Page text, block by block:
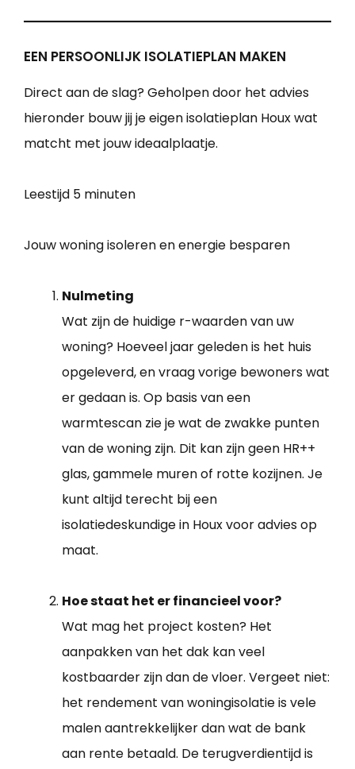
EEN PERSOONLIJK ISOLATIEPLAN MAKEN
Direct aan de slag? Geholpen door het advies
hieronder bouw jij je eigen isolatieplan Houx wat
matcht met jouw ideaalplaatje.
Leestijd 5 minuten
Jouw woning isoleren en energie besparen
Nulmeting
Wat zijn de huidige r-waarden van uw
woning? Hoeveel jaar geleden is het huis
opgeleverd, en vraag vorige bewoners wat
er gedaan is. Op basis van een
warmtescan zie je wat de zwakke punten
van de woning zijn. Dit kan zijn geen HR++
glas, gammele muren of rotte kozijnen. Je
kunt altijd terecht bij een
isolatiedeskundige in Houx voor advies op
maat.
Hoe staat het er financieel voor?
Wat mag het project kosten? Het
aanpakken van het dak kan veel
kostbaarder zijn dan de vloer. Vergeet niet:
het rendement van woningisolatie is vele
malen aantrekkelijker dan wat de bank
aan rente betaald. De terugverdientijd is